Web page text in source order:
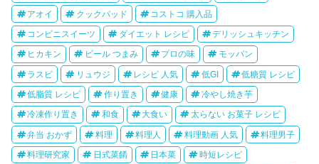
アオイ クックパッド コストコ 購入品
コンビニスイーツ ダイエット レシピ デリッシュキッチン
ヒカキン ビール つまみ プロの味 モッパン
ラスピ リュウジ レシピ 人気 低GI 低糖質 レシピ
低脂質 レシピ 作り置き 健康 冷やし焼き芋
冷凍作り置き 和食 大食い 太らない お菓子 レシピ
弁当 おかず 料理 料理人 料理動画 人気 料理男子
料理研究家 日式菜餚 日本菜 時短レシピ